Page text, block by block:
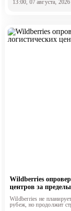
13:00, 07 августа, 2026
Wildberries
центров за
Wildberries не
рубеж, но продолжит